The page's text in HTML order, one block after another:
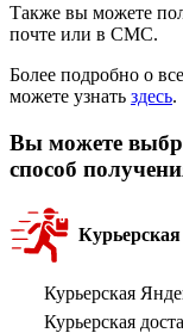
Также вы можете
почте или в СМС.
Более подробно о
можете узнать здесь.
Вы можете
способ
Курьерская
Курьерская
Курьерская